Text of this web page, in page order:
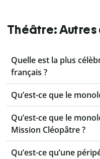
Théâtre:
Quelle est la plus
français ?
Qu’est-ce que le
Qu’est-ce que le
Mission Cléopâtre ?
Qu’est-ce qu’une